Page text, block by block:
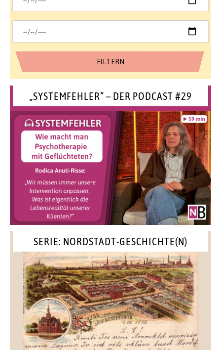
„SYSTEMFEHLER“ – DER PODCAST #29
SERIE: NORDSTADT-GESCHICHTE(N)